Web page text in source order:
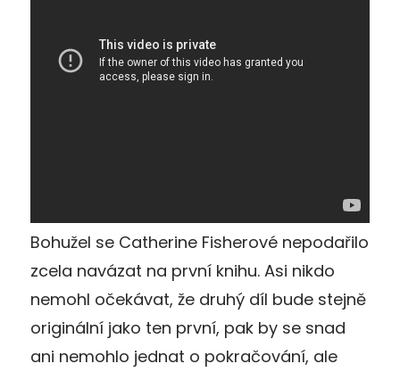
Bohužel se Catherine Fisherové nepodařilo
zcela navázat na první knihu. Asi nikdo
nemohl očekávat, že druhý díl bude stejně
originální jako ten první, pak by se snad
ani nemohlo jednat o pokračování, ale